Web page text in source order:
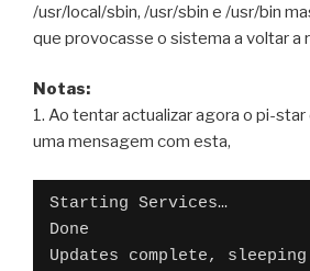
/usr/local/sbin, /usr/sbin e /usr/bin
que provocasse o sistema a voltar a
Notas:
1. Ao tentar actualizar agora o pi-
uma mensagem com esta,
Starting Services…
Done
Updates complete,